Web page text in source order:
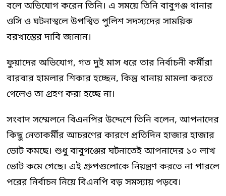
বলে অভিযোগ করেন তিনি। এ সময়ে তিনি বাবুগঞ্জ থানার
ওসি ও ঘটনাস্থলে উপস্থিত পুলিশ সদস্যদের সাময়িক
বরখাস্তের দাবি জানান।
ফুয়াদের অভিযোগ, গত দুই মাস ধরে তার নির্বাচনী কর্মীরা
বারবার হামলার শিকার হচ্ছেন, কিন্তু থানায় মামলা করতে
গেলেও তা গ্রহণ করা হচ্ছে না।
সংবাদ সম্মেলনে বিএনপির উদ্দেশে তিনি বলেন, আপনাদের
কিছু নেতাকর্মীর আচরণের কারণে প্রতিদিন হাজার হাজার
ভোট কমছে। শুধু বাবুগঞ্জের ঘটনাতেই আপনাদের ১০ লাখ
ভোট কমে গেছে। এই গ্রুপগুলোকে নিয়ন্ত্রণ করতে না পারলে
পরের নির্বাচন নিয়ে বিএনপি বড় সমস্যায় পড়বে।